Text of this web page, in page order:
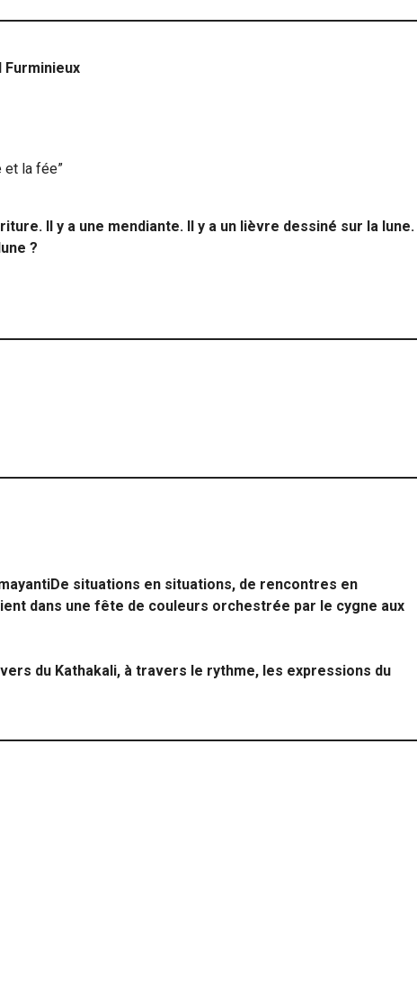
et la fée”
Il y a une mendiante. Il y a un lièvre dessiné sur la lune.
?
situations en situations, de rencontres en
dans une fête de couleurs orchestrée par le cygne aux
du Kathakali, à travers le rythme, les expressions du